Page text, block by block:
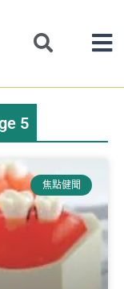
5
焦點健聞
Page